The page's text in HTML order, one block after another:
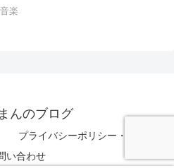
音楽
んのブログ
プライバシーポリシー・免責事項
い合わせ